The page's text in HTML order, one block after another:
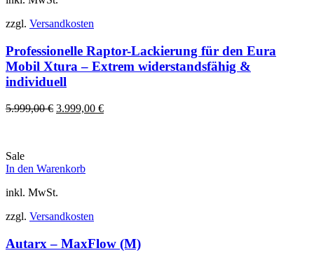
zzgl. Versandkosten
Professionelle Raptor-Lackierung für den Eura
Mobil Xtura – Extrem widerstandsfähig &
individuell
5.999,00€ Ursprünglicher
3.999,00 €Aktueller
Sale
In den Warenkorb
inkl. MwSt.
zzgl. Versandkosten
Autarx – MaxFlow (M)